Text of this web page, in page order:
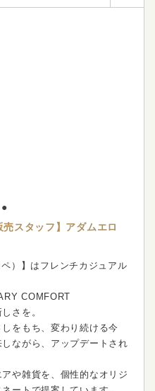
スタッフ】アダムエロ
）】はフレンチカジュアル
COMFORT
さを。
をもち、変わり続ける今
ながら、アップデートされ
や雑貨を、個性的なオリジ